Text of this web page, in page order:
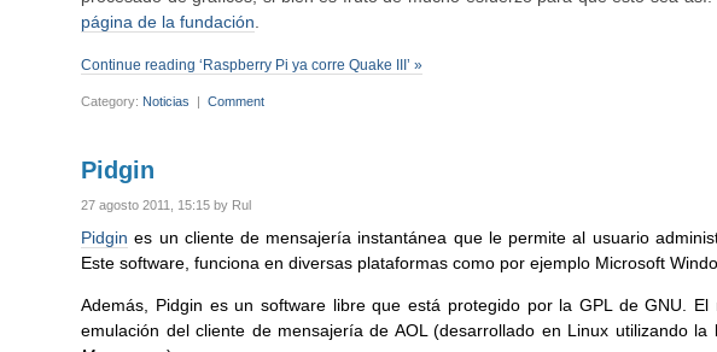
página de la fundación
Continue reading ‘Raspberry Pi ya corre Quake III’ »
Category: Noticias |Comment
Pidgin
27 agosto 2011, 15:15 by Rul
Pidgin es un cliente de mensajería instantánea que le permite al usuario
Este software, funciona en diversas plataformas como por ejemplo Microsoft
Además, Pidgin es un software libreque está protegido por la GPL de GNU .
emulación del cliente de mensajería de AOL (desarrollado en Linux utilizando